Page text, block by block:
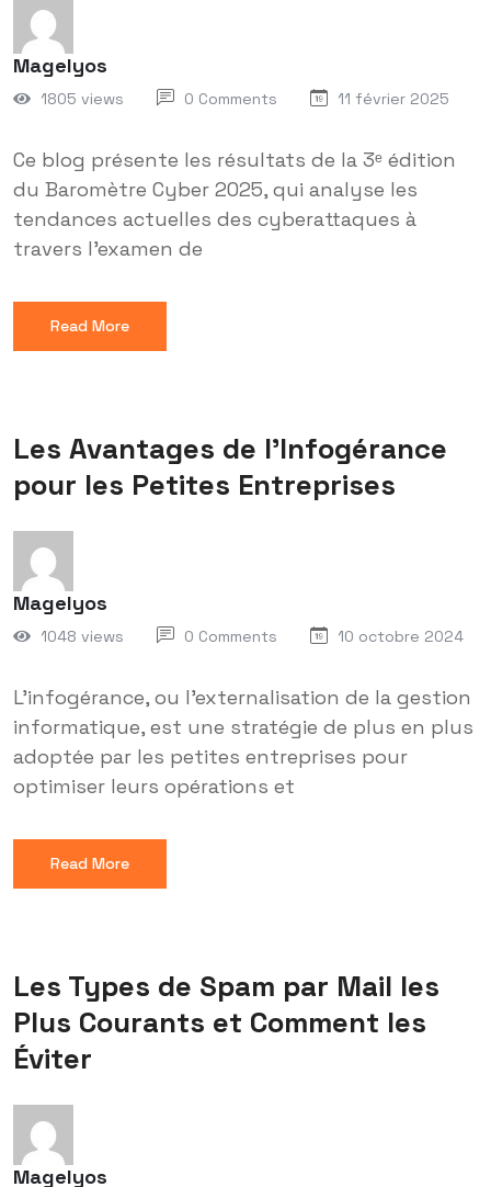
Magelyos
1805 views 0 Comments 11 février 2025
Ce blog présente les résultats de la 3ᵉ édition
du Baromètre Cyber 2025, qui analyse les
tendances actuelles des cyberattaques à
travers l'examen de
Read More
Les Avantages de l’Infogérance
pour les Petites Entreprises
Magelyos
1048 views 0 Comments 10 octobre 2024
L’infogérance, ou l’externalisation de la gestion
informatique, est une stratégie de plus en plus
adoptée par les petites entreprises pour
optimiser leurs opérations et
Read More
Les Types de Spam par Mail les
Plus Courants et Comment les
Éviter
Magelyos